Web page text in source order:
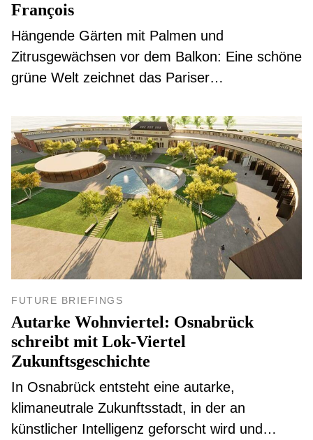
François
Hängende Gärten mit Palmen und
Zitrusgewächsen vor dem Balkon: Eine schöne
grüne Welt zeichnet das Pariser
ein Apartmenthochhaus namens "Giverny
Oasis" in der Hafenstadt Limassol auf der
Mittelmeerinsel Zypern. Inspiration für diese
vertikale Landschaft war der Garten des
französischen Impressionisten Claude Monet.
FUTURE BRIEFINGS
Autarke Wohnviertel: Osnabrück
schreibt mit Lok-Viertel
Zukunftsgeschichte
In Osnabrück entsteht eine autarke,
klimaneutrale Zukunftsstadt, in der an
künstlicher Intelligenz geforscht wird und